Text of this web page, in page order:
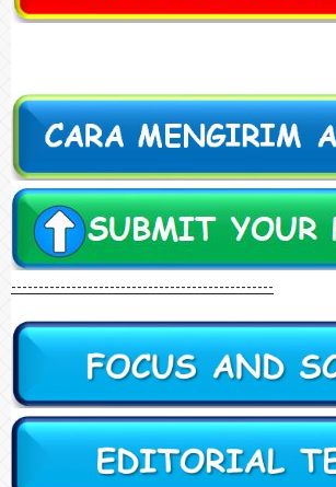
------------------------------------------------